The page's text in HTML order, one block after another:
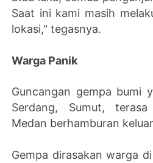
Saat ini kami masih
lokasi," tegasnya.
Warga Panik
Guncangan gempa bumi
Serdang, Sumut,
Medan berhamburan
Gempa dirasakan warga